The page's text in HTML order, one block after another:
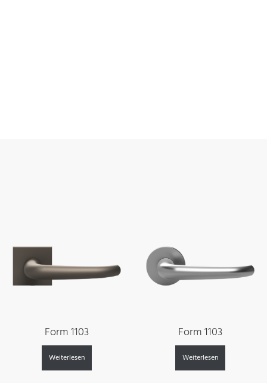
Form 1103
Weiterlesen
Form 1103
Weiterlesen